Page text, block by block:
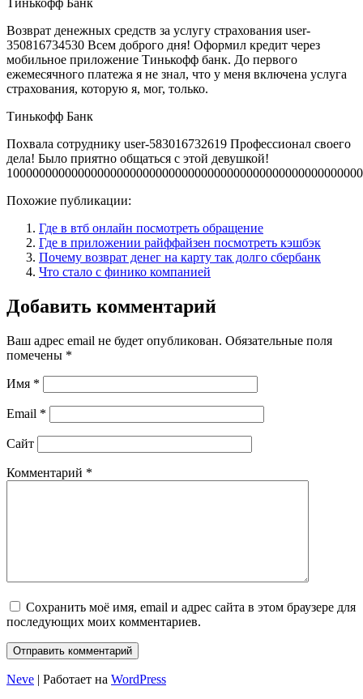
Тинькофф Банк
Возврат денежных средств за услугу страхования user-
350816734530 Всем доброго дня! Оформил кредит через
мобильное приложение Тинькофф банк. До первого
ежемесячного платежа я не знал, что у меня включена услуга
страхования, которую я, мог, только.
Тинькофф Банк
Похвала сотруднику user-583016732619 Профессионал своего
дела! Было приятно общаться с этой девушкой!
Похожие публикации:
Где в втб онлайн посмотреть обращение
Где в приложении райффайзен посмотреть кэшбэк
Почему возврат денег на карту так долго сбербанк
Что стало с финико компанией
Добавить комментарий
Ваш адрес email не будет опубликован. Обязательные поля
помечены *
Имя *
Email *
Сайт
Комментарий *
Сохранить моё имя, email и адрес сайта в этом браузере для
последующих моих комментариев.
Neve | Работает на WordPress